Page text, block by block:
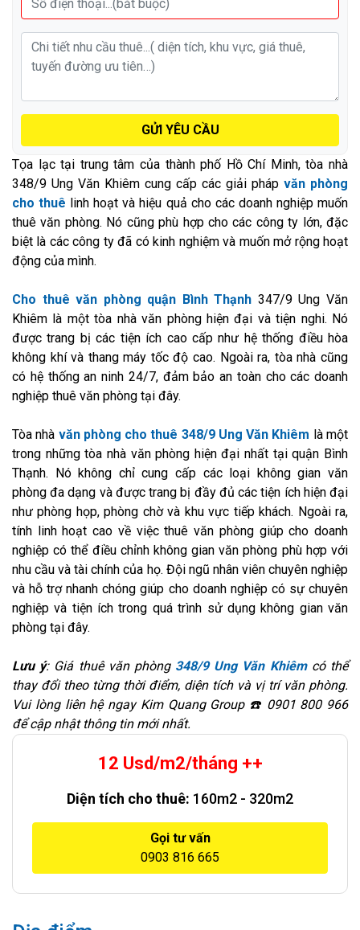
GỬI YÊU CẦU
Tọa lạc tại trung tâm của thành phố Hồ Chí Minh, tòa nhà
348/9 Ung Văn Khiêm cung cấp các giải pháp văn phòng
cho thuê linh hoạt và hiệu quả cho các doanh nghiệp muốn
thuê văn phòng. Nó cũng phù hợp cho các công ty lớn, đặc
biệt là các công ty đã có kinh nghiệm và muốn mở rộng hoạt
động của mình.
Cho thuê văn phòng quận Bình Thạnh 347/9 Ung Văn
Khiêm là một tòa nhà văn phòng hiện đại và tiện nghi. Nó
được trang bị các tiện ích cao cấp như hệ thống điều hòa
không khí và thang máy tốc độ cao. Ngoài ra, tòa nhà cũng
có hệ thống an ninh 24/7, đảm bảo an toàn cho các doanh
nghiệp thuê văn phòng tại đây.
Tòa nhà văn phòng cho thuê 348/9 Ung Văn Khiêm là một
trong những tòa nhà văn phòng hiện đại nhất tại quận Bình
Thạnh. Nó không chỉ cung cấp các loại không gian văn
phòng đa dạng và được trang bị đầy đủ các tiện ích hiện đại
như phòng họp, phòng chờ và khu vực tiếp khách. Ngoài ra,
tính linh hoạt cao về việc thuê văn phòng giúp cho doanh
nghiệp có thể điều chỉnh không gian văn phòng phù hợp với
nhu cầu và tài chính của họ. Đội ngũ nhân viên chuyên nghiệp
và hỗ trợ nhanh chóng giúp cho doanh nghiệp có sự chuyên
nghiệp và tiện ích trong quá trình sử dụng không gian văn
phòng tại đây.
Lưu ý: Giá thuê văn phòng 348/9 Ung Văn Khiêmcó thể
thay đổi theo từng thời điểm, diện tích và vị trí văn phòng.
Vui lòng liên hệ ngay Kim Quang Group ☎️ 0901 800 966
để cập nhật thông tin mới nhất.
12 Usd/m2/tháng ++
Diện tích cho thuê: 160m2 - 320m2
Gọi tư vấn
0903 816 665